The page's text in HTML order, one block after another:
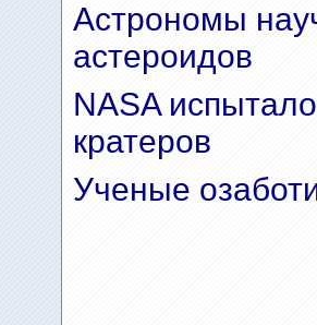
Астрономы
астероидов
NASA
кратеров
Ученые